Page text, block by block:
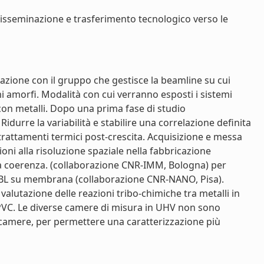
e trasferimento tecnologico verso le
con il gruppo che gestisce la beamline su cui
amorfi. Modalità con cui verranno esposti i sistemi
metalli. Dopo una prima fase di studio
la variabilità e stabilire una correlazione definita
termici post-crescita. Acquisizione e messa
alla risoluzione spaziale nella fabbricazione
(collaborazione CNR-IMM, Bologna) per
membrana (collaborazione CNR-NANO, Pisa).
delle reazioni tribo-chimiche tra metalli in
Le diverse camere di misura in UHV non sono
per permettere una caratterizzazione più